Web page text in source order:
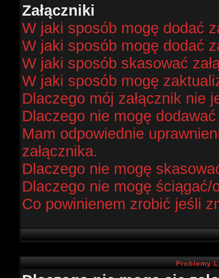
Załączniki
W jaki sposób mogę dodać
W jaki sposób mogę dodać
W jaki sposób skasować
W jaki sposób mogę
Dlaczego mój załącznik nie
Dlaczego nie mogę dodawać
Mam odpowiednie
załącznika.
Dlaczego nie mogę
Dlaczego nie mogę ściągać/
Co powinienem zrobić jeśli
Problemy